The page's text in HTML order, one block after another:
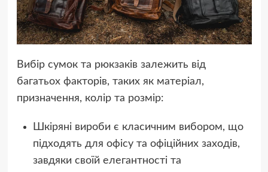
Вибір сумок та рюкзаків залежить від
багатьох факторів, таких як матеріал,
призначення, колір та розмір:
Шкіряні вироби є класичним вибором, що
підходять для офісу та офіційних заходів,
завдяки своїй елегантності та